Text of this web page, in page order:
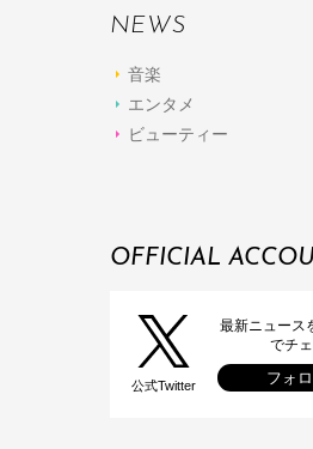
NEWS
音楽
エンタメ
ビューティー
OFFICIAL
公式Twitter
最新ニュース
でチ
フォ